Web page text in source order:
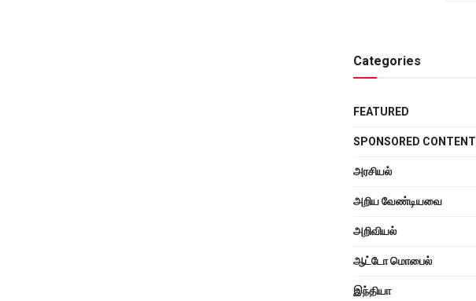
Categories
FEATURED
SPONSORED CONTENT
அரசியல்
அறிய வேண்டியவை
அறிவியல்
ஆட்டோ மொபைல்
இந்தியா